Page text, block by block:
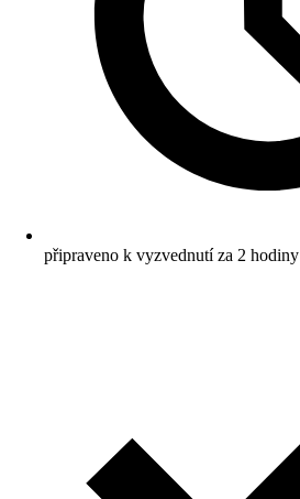
připraveno k vyzvednutí za 2 hodiny